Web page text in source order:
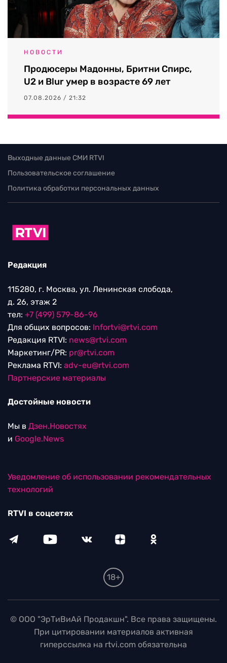
НОВОСТИ
Продюсеры Мадонны, Бритни Спирс,
U2 и Blur умер в возрасте 69 лет
07.08.2026 / 21:32
Выходные данные СМИ RTVI
Пользовательское соглашение
Политика обработки персональных данных
Редакция
115280, г. Москва, ул. Ленинская слобода,
д. 26, этаж 2
тел: +7 (499) 579-86-96
Для общих вопросов: Infortvi@rtvi.com
Редакция RTVI: news@rtvi.com
Маркетинг/PR: pr@rtvi.com
Реклама RTVI: adv-eu@rtvi.com
Партнерские материалы
Достойные новости
Мы в Дзен.Новостях
и Google.News
Уведомление об использовании рекомендательных
технологий
RTVI в соцсетях
18+
© ООО "ЭрТиВиАй Продакшн". Все права защищены.
При цитировании материалов активная
гиперссылка на rtvi.com обязательна